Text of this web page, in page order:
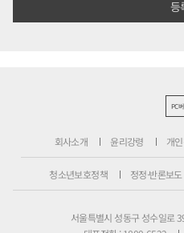
PC
회사소개 윤리강령 개
청소년보호정책 정정·반론보도
서울특별시 성동구 성수일로